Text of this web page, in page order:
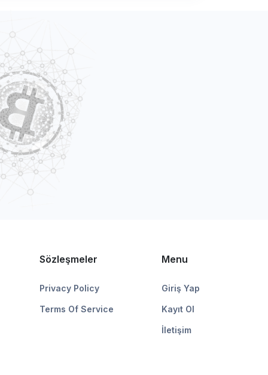
Sözleşmeler
Privacy Policy
Terms Of Service
Menu
Giriş Yap
Kayıt Ol
İletişim